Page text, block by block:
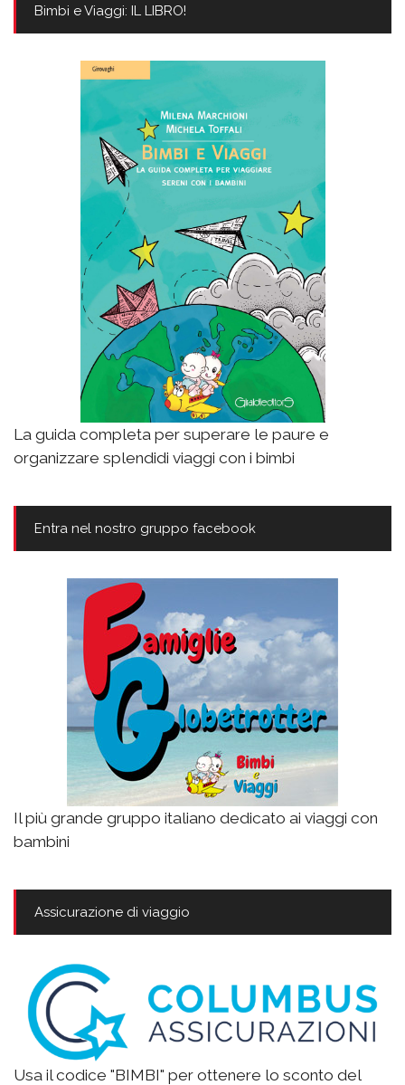
Bimbi e Viaggi: IL LIBRO!
La guida completa per superare le paure e
organizzare splendidi viaggi con i bimbi
Entra nel nostro gruppo facebook
Il più grande gruppo italiano dedicato ai viaggi con
bambini
Assicurazione di viaggio
Usa il codice "BIMBI" per ottenere lo sconto del